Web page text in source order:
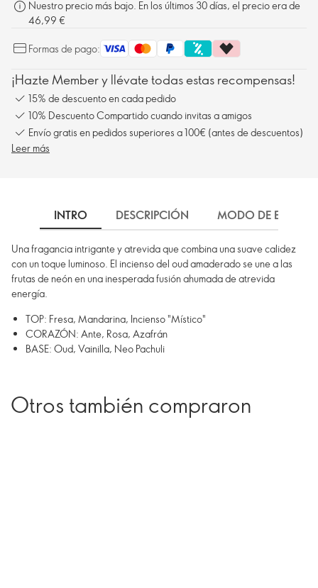
Nuestro precio más bajo. En los últimos 30 días, el precio era de
46,99 €
Formas de pago:
¡Hazte Member y llévate todas estas recompensas!
15% de descuento en cada pedido
10% Descuento Compartido cuando invitas a amigos
Envío gratis en pedidos superiores a 100€ (antes de descuentos)
Leer más
INTRO DESCRIPCIÓN MODO DE EMPLEO
Una fragancia intrigante y atrevida que combina una suave calidez
con un toque luminoso. El incienso del oud amaderado se une a las
frutas de neón en una inesperada fusión ahumada de atrevida
energía.
TOP: Fresa, Mandarina, Incienso "Místico"
CORAZÓN: Ante, Rosa, Azafrán
BASE: Oud, Vainilla, Neo Pachuli
Otros también compraron